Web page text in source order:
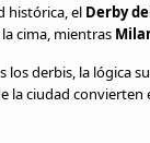
histórica, el Derby
cima, mientras
los derbis, la lógica
la ciudad convierten